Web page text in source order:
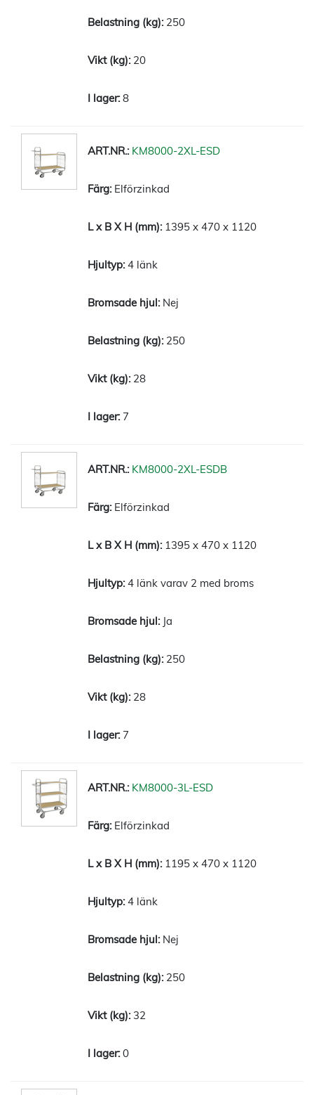
250
20
8
KM8000-2XL-ESD
Elförzinkad
1395 x 470 x 1120
4 länk
Nej
250
28
7
KM8000-2XL-ESDB
Elförzinkad
1395 x 470 x 1120
4 länk varav 2 med broms
Ja
250
28
7
KM8000-3L-ESD
Elförzinkad
1195 x 470 x 1120
4 länk
Nej
250
32
0